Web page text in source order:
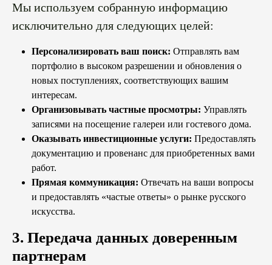
Мы используем собранную информацию
исключительно для следующих целей:
Персонализировать ваш поиск: Отправлять вам
портфолио в высоком разрешении и обновления о
новых поступлениях, соответствующих вашим
интересам.
Организовывать частные просмотры: Управлять
записями на посещение галереи или гостевого дома.
Оказывать инвестиционные услуги: Предоставлять
документацию и провенанс для приобретенных вами
работ.
Прямая коммуникация: Отвечать на ваши вопросы
и предоставлять «частые ответы» о рынке русского
искусства.
3. Передача данных доверенным
партнерам